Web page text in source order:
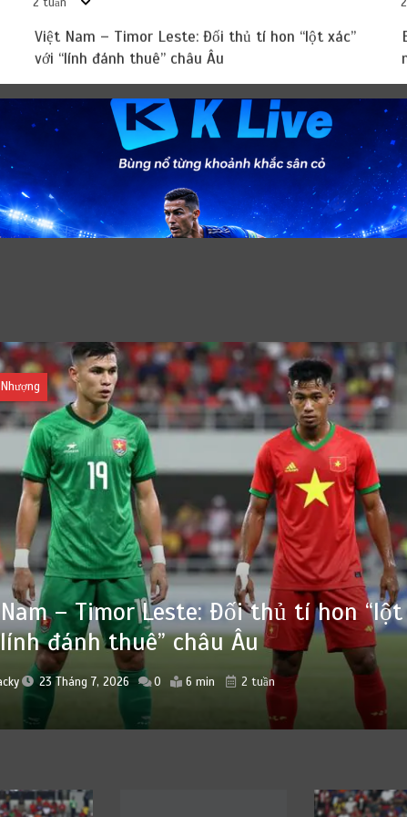
Việt Nam – Timor Leste: Đối thủ tí hon “lột xác”
với “lính đánh thuê” châu Âu
Chuyển Nhượng
jacky 22 Tháng 7, 2026 0 6 min